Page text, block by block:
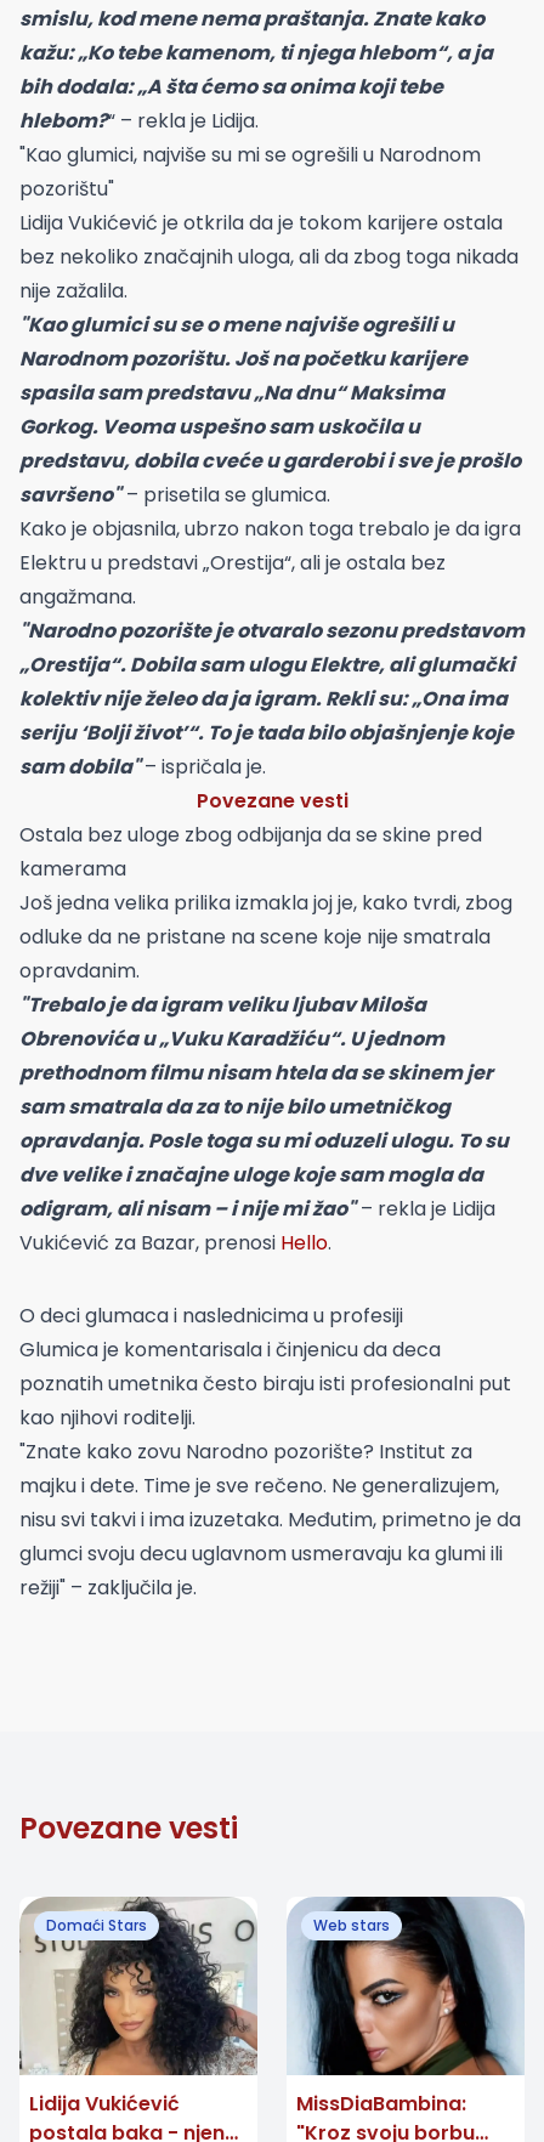
smislu, kod mene nema praštanja. Znate kako
kažu: „Ko tebe kamenom, ti njega hlebom“, a ja
bih dodala: „A šta ćemo sa onima koji tebe
hlebom?“ – rekla je Lidija.
"Kao glumici, najviše su mi se ogrešili u Narodnom
pozorištu"
Lidija Vukićević je otkrila da je tokom karijere ostala
bez nekoliko značajnih uloga, ali da zbog toga nikada
nije zažalila.
"Kao glumici su se o mene najviše ogrešili u
Narodnom pozorištu. Još na početku karijere
spasila sam predstavu „Na dnu“ Maksima
Gorkog. Veoma uspešno sam uskočila u
predstavu, dobila cveće u garderobi i sve je prošlo
savršeno"– prisetila se glumica.
Kako je objasnila, ubrzo nakon toga trebalo je da igra
Elektru u predstavi „Orestija“, ali je ostala bez
angažmana.
"Narodno pozorište je otvaralo sezonu predstavom
„Orestija“. Dobila sam ulogu Elektre, ali glumački
kolektiv nije želeo da ja igram. Rekli su: „Ona ima
seriju ‘Bolji život’“. To je tada bilo objašnjenje koje
sam dobila"– ispričala je.
Povezane vesti
Ostala bez uloge zbog odbijanja da se skine pred
kamerama
Još jedna velika prilika izmakla joj je, kako tvrdi, zbog
odluke da ne pristane na scene koje nije smatrala
opravdanim.
"Trebalo je da igram veliku ljubav Miloša
Obrenovića u „Vuku Karadžiću“. U jednom
prethodnom filmu nisam htela da se skinem jer
sam smatrala da za to nije bilo umetničkog
opravdanja. Posle toga su mi oduzeli ulogu. To su
dve velike i značajne uloge koje sam mogla da
odigram, ali nisam – i nije mi žao"– rekla je Lidija
Vukićević za Bazar, prenosi Hello.
O deci glumaca i naslednicima u profesiji
Glumica je komentarisala i činjenicu da deca
poznatih umetnika često biraju isti profesionalni put
kao njihovi roditelji.
"Znate kako zovu Narodno pozorište? Institut za
majku i dete. Time je sve rečeno. Ne generalizujem,
nisu svi takvi i ima izuzetaka. Međutim, primetno je da
glumci svoju decu uglavnom usmeravaju ka glumi ili
režiji" – zaključila je.
Povezane vesti
Domaći Stars
Lidija Vukićević
postala baka - njena
Web stars
MissDiaBambina:
"Kroz svoju borbu